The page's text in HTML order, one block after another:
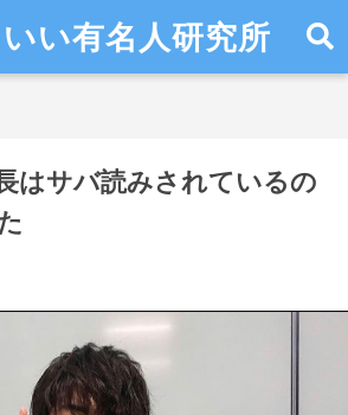
い有名人研究所
はサバ読みされているの